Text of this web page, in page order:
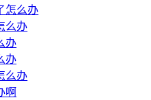
怎么办
么办
办
办
么办
啊